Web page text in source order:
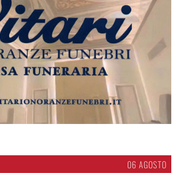
06 AGOSTO